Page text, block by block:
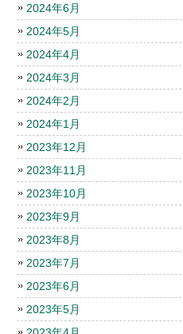
2024年6月
2024年5月
2024年4月
2024年3月
2024年2月
2024年1月
2023年12月
2023年11月
2023年10月
2023年9月
2023年8月
2023年7月
2023年6月
2023年5月